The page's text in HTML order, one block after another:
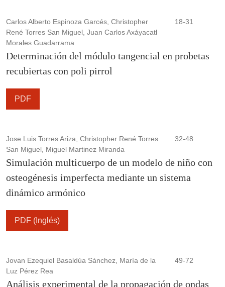
Carlos Alberto Espinoza Garcés, Christopher
René Torres San Miguel, Juan Carlos Axáyacatl
Morales Guadarrama
18-31
Determinación del módulo tangencial en probetas
recubiertas con poli pirrol
PDF
Jose Luis Torres Ariza, Christopher René Torres
San Miguel, Miguel Martinez Miranda
32-48
Simulación multicuerpo de un modelo de niño con
osteogénesis imperfecta mediante un sistema
dinámico armónico
PDF (Inglés)
Jovan Ezequiel Basaldúa Sánchez, María de la
Luz Pérez Rea
49-72
Análisis experimental de la propagación de ondas